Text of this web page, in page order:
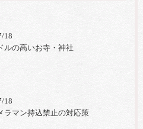
18
ルの高いお寺・神社
18
ラマン持込禁止の対応策